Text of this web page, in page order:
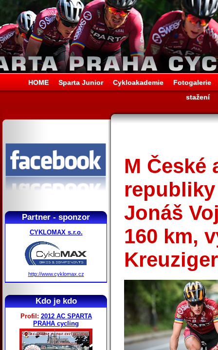
HOME Sparta Junior Cykloakademie
Fotogalerie
stažení
Partner - sponzor
CYKLOMAX s.r.o.
http://www.cyklomax.cz
Kdo je kdo
Profil: 2012 AC SPARTA
PRAHA cycling
M České
Jonáš
160 km,
Kreuziger